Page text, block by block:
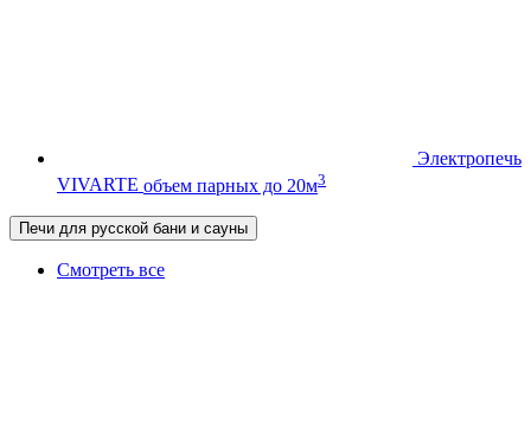
Электропечь
VIVARTE объем парных до 20м3
Печи для русской бани и сауны
Смотреть все